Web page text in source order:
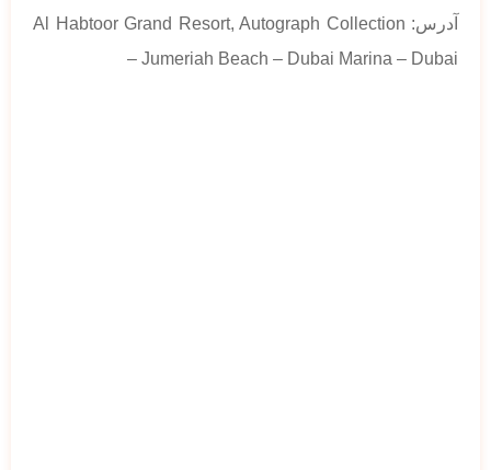
آدرس: Al Habtoor Grand Resort, Autograph Collection
– Jumeriah Beach – Dubai Marina – Dubai